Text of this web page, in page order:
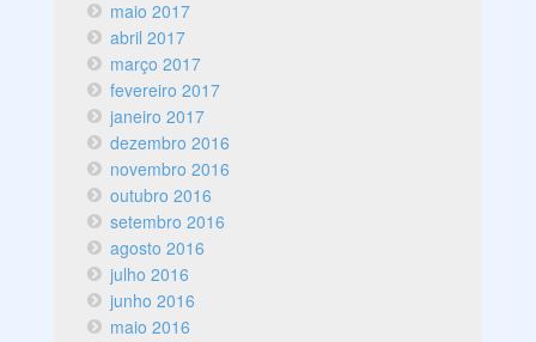
maio 2017
abril 2017
março 2017
fevereiro 2017
janeiro 2017
dezembro 2016
novembro 2016
outubro 2016
setembro 2016
agosto 2016
julho 2016
junho 2016
maio 2016